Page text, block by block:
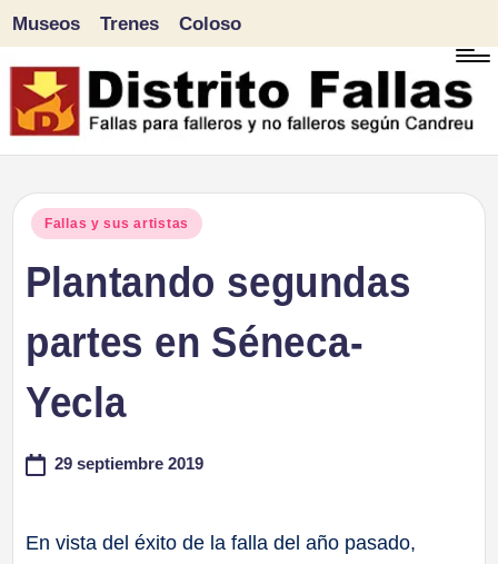
Saltar
al
Museos Trenes Coloso
Publicado
Fallas y sus artistas
Plantando segundas
partes en Séneca-
Yecla
29 septiembre 2019
En vista del éxito de la falla del año pasado,